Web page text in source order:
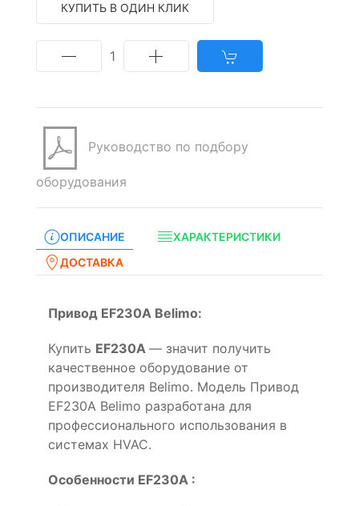
КУПИТЬ В ОДИН КЛИК
1
Руководство по подбору
оборудования
ОПИСАНИЕ
ХАРАКТЕРИСТИКИ
ДОСТАВКА
Привод EF230A Belimo:
Купить EF230A — значит получить
качественное оборудование от
производителя Belimo. Модель Привод
EF230A Belimo разработана для
профессионального использования в
системах HVAC.
Особенности EF230A :